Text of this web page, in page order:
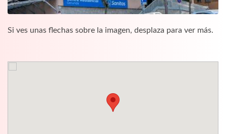
Si ves unas flechas sobre la imagen, desplaza para ver más.